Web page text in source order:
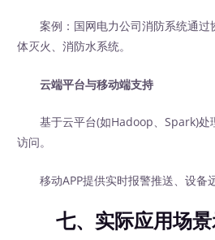
案例：国网电力公司消防系统通过
体灭火、消防水系统。
云端平台与移动端支持
基于云平台(如Hadoop、Spark)处
访问。
移动APP提供实时报警推送、设备远
七、实际应用场景